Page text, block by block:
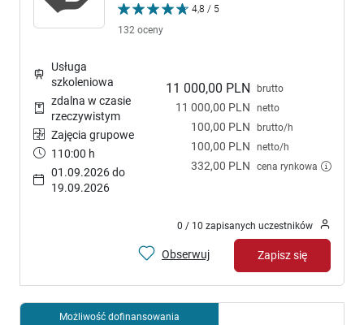
4,8 / 5
132 oceny
11 000,00 PLN brutto
11 000,00 PLN netto
100,00 PLN brutto/h
100,00 PLN netto/h
332,00 PLN cena rynkowa
Usługa
szkoleniowa
zdalna w czasie
rzeczywistym
Zajęcia grupowe
110:00 h
01.09.2026 do
19.09.2026
0 / 10 zapisanych uczestników
Obserwuj Zapisz się
Możliwość dofinansowania